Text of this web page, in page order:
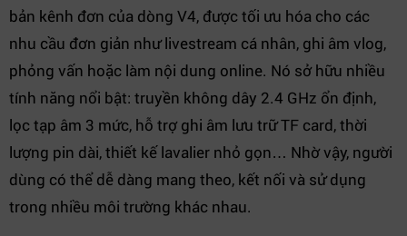
bản kênh đơn của dòng V4, được tối ưu hóa cho các
nhu cầu đơn giản như livestream cá nhân, ghi âm vlog,
phỏng vấn hoặc làm nội dung online. Nó sở hữu nhiều
tính năng nổi bật: truyền không dây 2.4 GHz ổn định,
lọc tạp âm 3 mức, hỗ trợ ghi âm lưu trữ TF card, thời
lượng pin dài, thiết kế lavalier nhỏ gọn… Nhờ vậy, người
dùng có thể dễ dàng mang theo, kết nối và sử dụng
trong nhiều môi trường khác nhau.